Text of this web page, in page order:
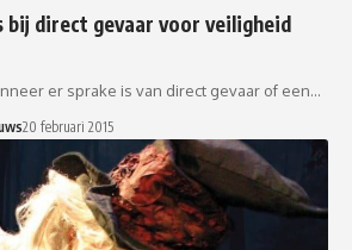
bij direct gevaar voor veiligheid
er sprake is van direct gevaar of een…
20 februari 2015